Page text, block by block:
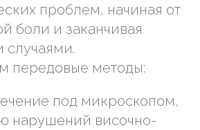
проблем, начиная от
боли и заканчивая
передовые методы:
под микроскопом,
нарушений височно-